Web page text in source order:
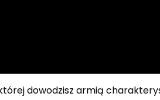
dowodzisz armią